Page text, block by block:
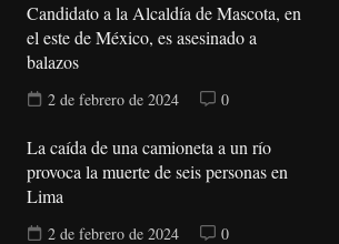
Candidato a la Alcaldía de Mascota, en
el este de México, es asesinado a
balazos
2 de febrero de 2024 0
La caída de una camioneta a un río
provoca la muerte de seis personas en
Lima
2 de febrero de 2024 0